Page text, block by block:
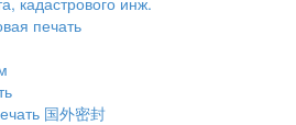
печать
国外密封